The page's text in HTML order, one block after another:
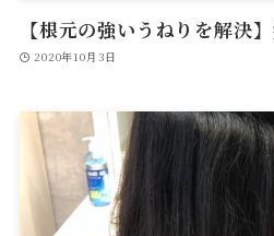
【根元の強いうねりを解決
2020年10月3日